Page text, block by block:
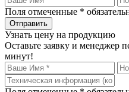
Поля отмеченные *
Узнать цену на продукцию
Оставьте заявку и менеджер
минут!